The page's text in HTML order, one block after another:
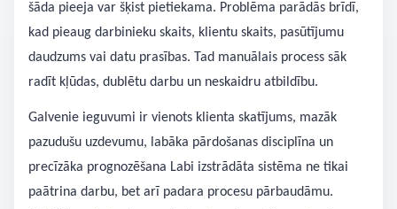
šāda pieeja var šķist pietiekama. Problēma parādās brīdī,
kad pieaug darbinieku skaits, klientu skaits, pasūtījumu
daudzums vai datu prasības. Tad manuālais process sāk
radīt kļūdas, dublētu darbu un neskaidru atbildību.
Galvenie ieguvumi ir vienots klienta skatījums, mazāk
pazudušu uzdevumu, labāka pārdošanas disciplīna un
precīzāka prognozēšana Labi izstrādāta sistēma ne tikai
paātrina darbu, bet arī padara procesu pārbaudāmu.